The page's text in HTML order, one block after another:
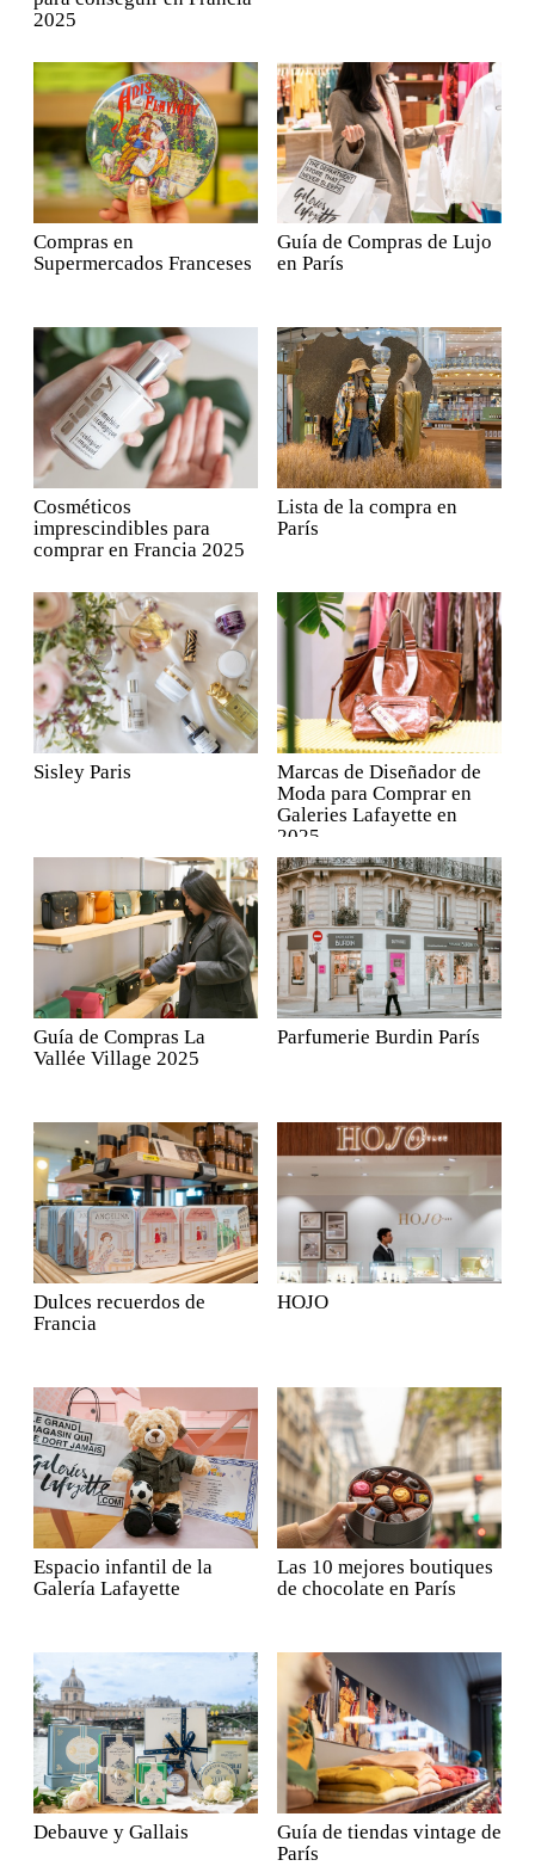
2025
Compras en
Supermercados Franceses
Guía de Compras de Lujo
en París
Cosméticos
imprescindibles para
comprar en Francia 2025
Lista de la compra en
París
Sisley Paris
Marcas de Diseñador de
Moda para Comprar en
Galeries Lafayette en
2025
Guía de Compras La
Vallée Village 2025
Parfumerie Burdin París
Dulces recuerdos de
Francia
HOJO
Espacio infantil de la
Galería Lafayette
Las 10 mejores boutiques
de chocolate en París
Debauve y Gallais
Guía de tiendas vintage de
París